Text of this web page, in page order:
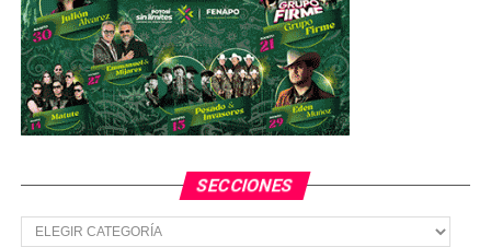
SECCIONES
Secciones